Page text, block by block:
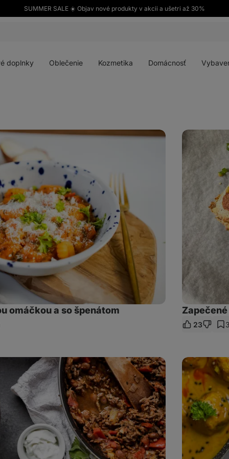
SUMMER SALE ☀️ Objav nové produkty v akcii a ušetri až 30%
doplnky Oblečenie Kozmetika Domácnosť
omáčkou a so špenátom
Zapečené
s
23
Tofu
guľôčky
na
ryžou